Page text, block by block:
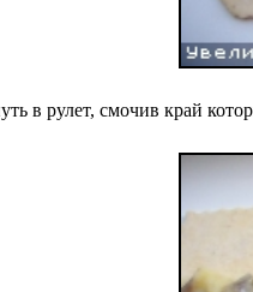
в рулет, смочив край